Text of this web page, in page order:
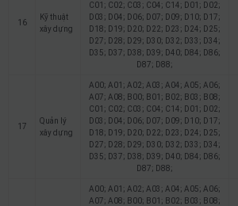
16
Kỹ thuật
xây dựng
C01; C02; C03; C04; C14; D01; D02;
D03; D04; D06; D07; D09; D10; D17;
D18; D19; D20; D22; D23; D24; D25;
D27; D28; D29; D30; D32; D33; D34;
D35; D37; D38; D39; D40; D84; D86;
D87; D88;
17
Quản lý
xây dựng
A00; A01; A02; A03; A04; A05; A06;
A07; A08; B00; B01; B02; B03; B08;
C01; C02; C03; C04; C14; D01; D02;
D03; D04; D06; D07; D09; D10; D17;
D18; D19; D20; D22; D23; D24; D25;
D27; D28; D29; D30; D32; D33; D34;
D35; D37; D38; D39; D40; D84; D86;
D87; D88;
A00; A01; A02; A03; A04; A05; A06;
A07; A08; B00; B01; B02; B03; B08;